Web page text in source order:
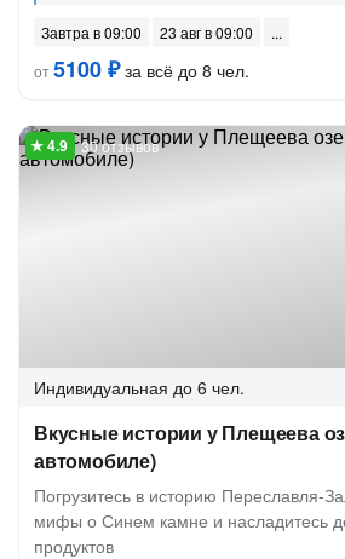
Завтра в 09:00
23 авг в 09:00
от5100 ₽за всё до 8 чел.
30 отзывов
Индивидуальная до 6 чел.
Вкусные истории у Плещеева
автомобиле)
Погрузитесь в историю Переславля-
мифы о Синем камне и насладитесь
продуктов